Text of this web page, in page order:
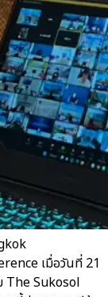
เมื่อวันที่ 21
The Sukosol